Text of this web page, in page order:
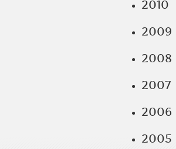
2010
2009
2008
2007
2006
2005